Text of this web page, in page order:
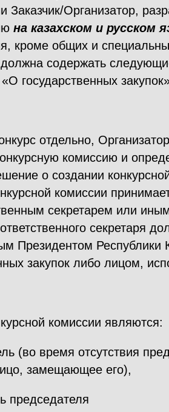
Заказчик/Организатор,
на казахском и русском
кроме общих и
содержать
государственных
отдельно,
комиссию и
о создании
комиссии
секретарем или
секретаря
Президентом Республики
закупок либо лицом,
комиссии являются:
(во время отсутствия
замещающее его),
председателя